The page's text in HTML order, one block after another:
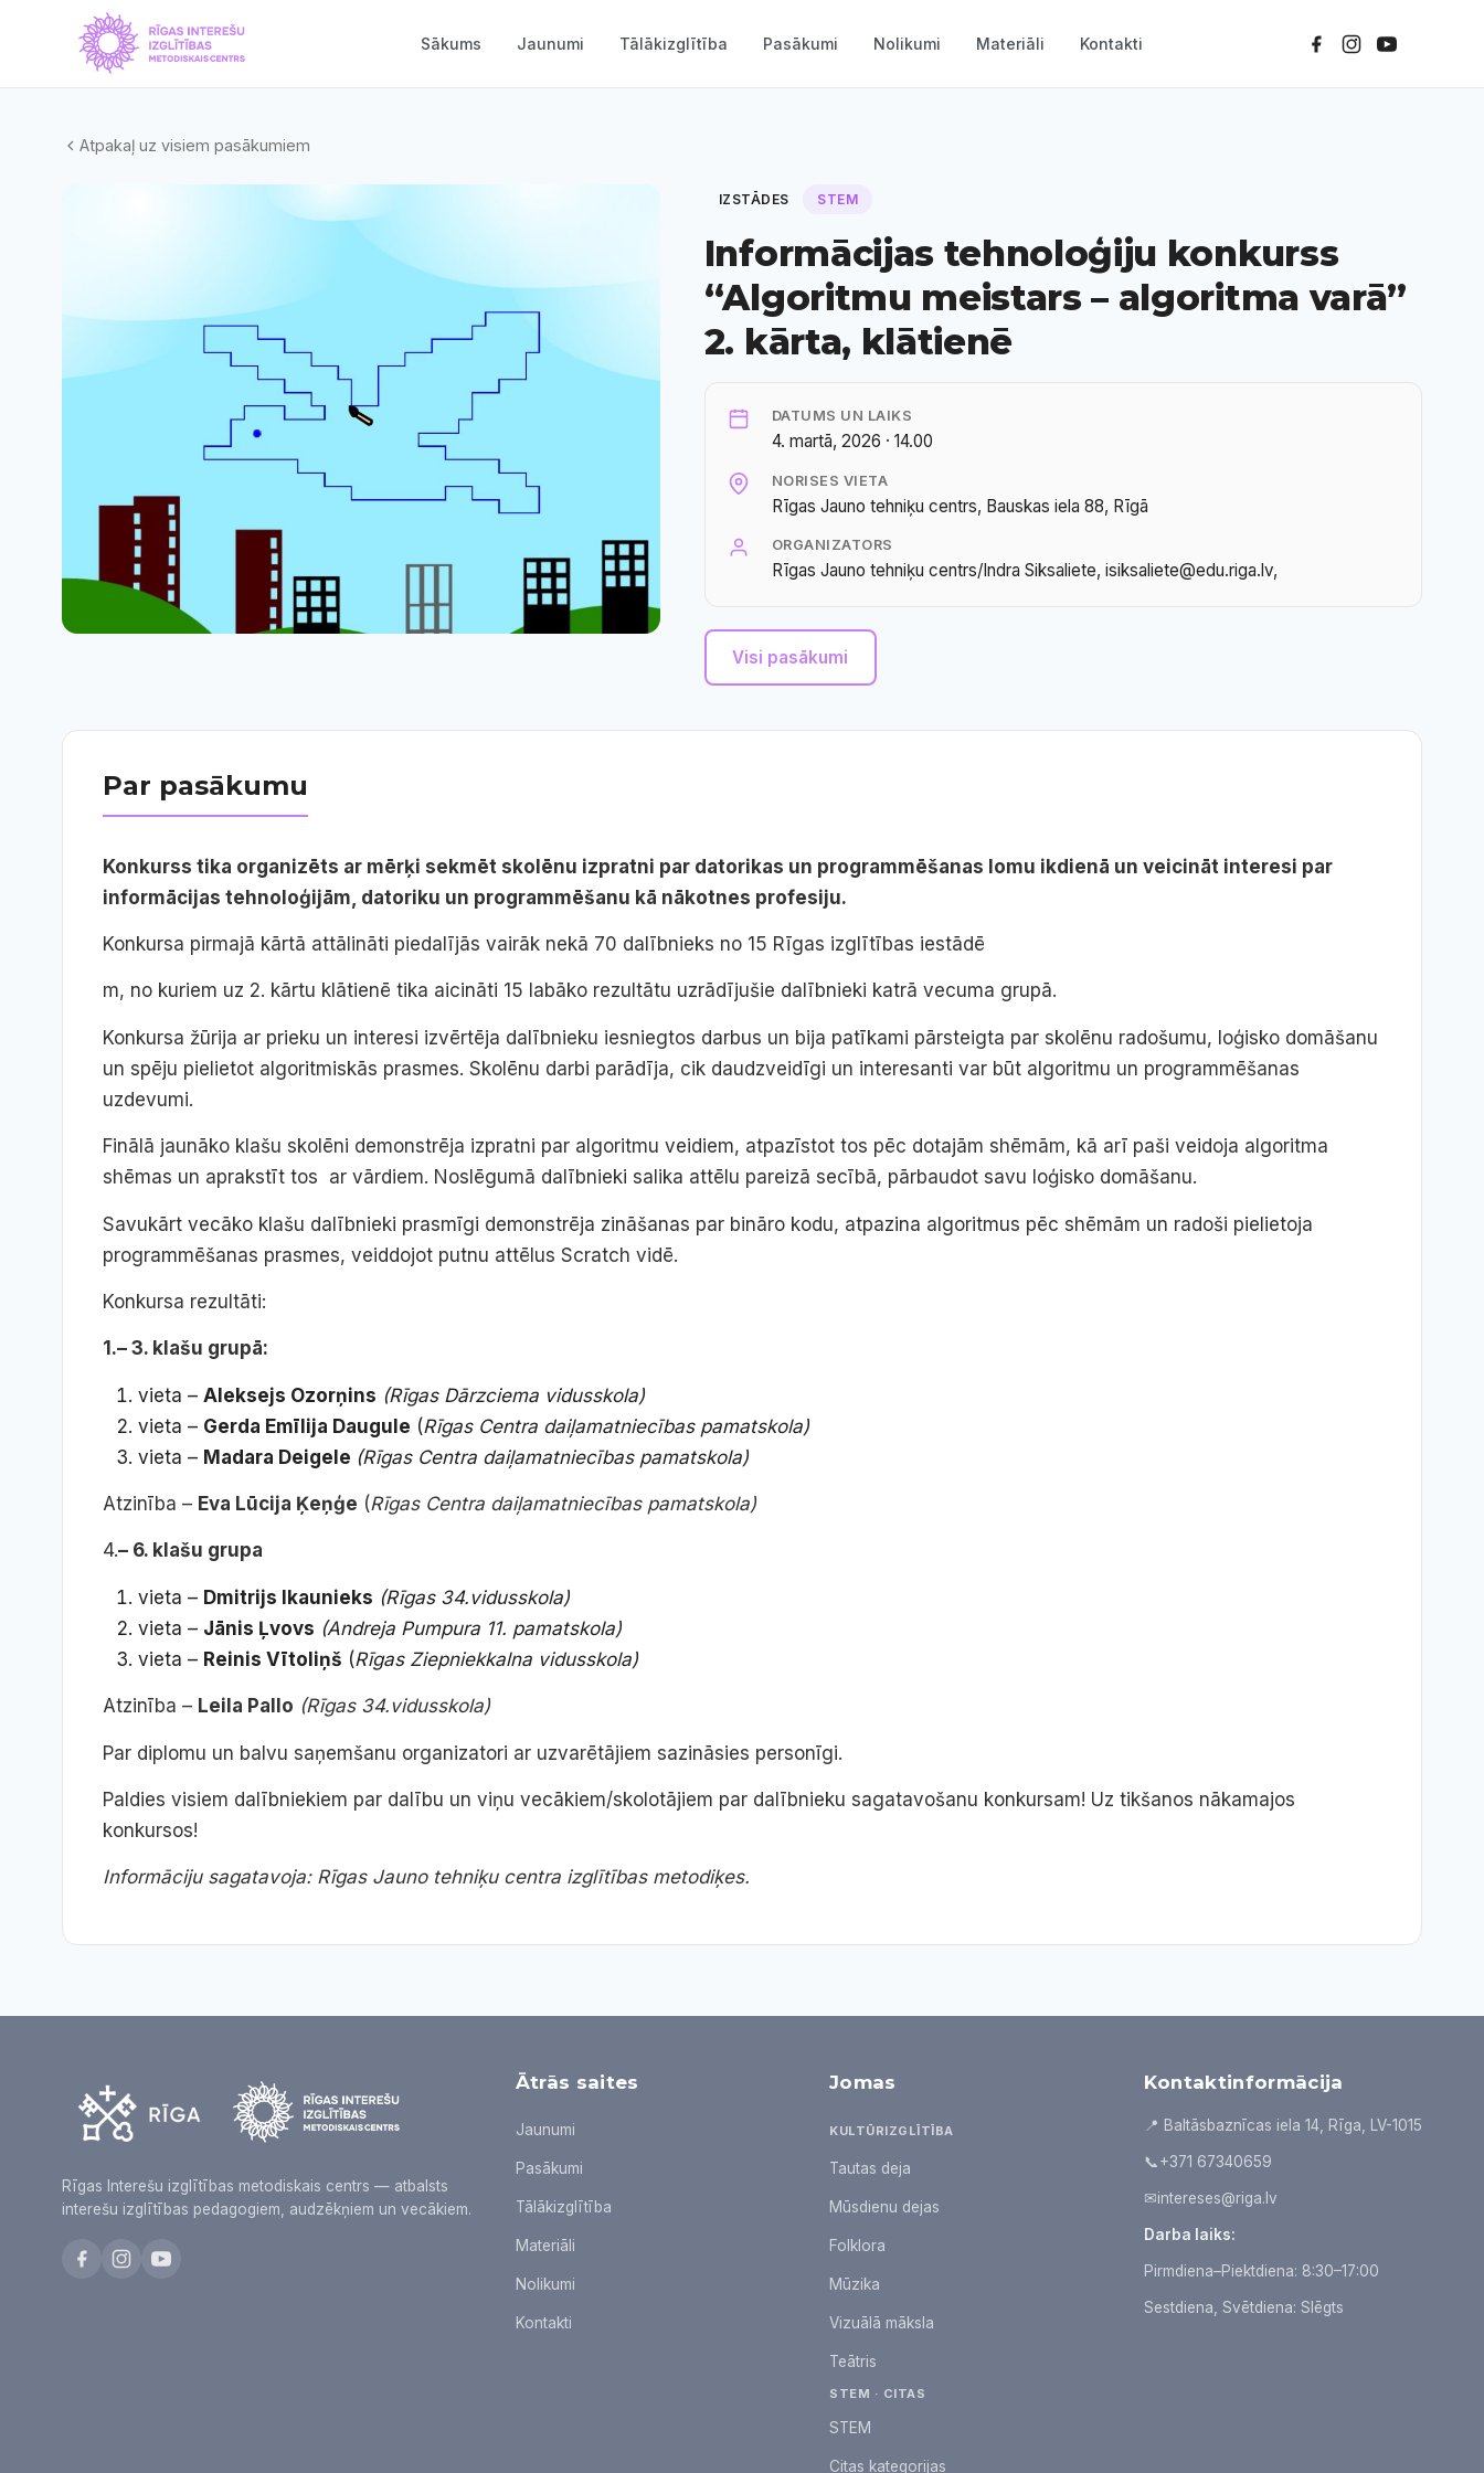
Sākums Jaunumi Tālākizglītība Pasākumi Nolikumi Materiāli Kontakti
Atpakaļ uz visiem pasākumiem
IZSTĀDES STEM
Informācijas tehnoloģiju konkurss
“Algoritmu meistars – algoritma varā”
2. kārta, klātienē
DATUMS UN LAIKS
4. martā, 2026 · 14.00
NORISES VIETA
Rīgas Jauno tehniķu centrs, Bauskas iela 88, Rīgā
ORGANIZATORS
Rīgas Jauno tehniķu centrs/Indra Siksaliete, isiksaliete@edu.riga.lv,
Visi pasākumi
Par pasākumu
Konkurss tika organizēts ar mērķi sekmēt skolēnu izpratni par datorikas un programmēšanas lomu ikdienā un veicināt interesi par
informācijas tehnoloģijām, datoriku un programmēšanu kā nākotnes profesiju.
Konkursa pirmajā kārtā attālināti piedalījās vairāk nekā 70 dalībnieks no 15 Rīgas izglītības iestādē
m, no kuriem uz 2. kārtu klātienē tika aicināti 15 labāko rezultātu uzrādījušie dalībnieki katrā vecuma grupā.
Konkursa žūrija ar prieku un interesi izvērtēja dalībnieku iesniegtos darbus un bija patīkami pārsteigta par skolēnu radošumu, loģisko domāšanu
un spēju pielietot algoritmiskās prasmes. Skolēnu darbi parādīja, cik daudzveidīgi un interesanti var būt algoritmu un programmēšanas
uzdevumi.
Finālā jaunāko klašu skolēni demonstrēja izpratni par algoritmu veidiem, atpazīstot tos pēc dotajām shēmām, kā arī paši veidoja algoritma
shēmas un aprakstīt tos ar vārdiem. Noslēgumā dalībnieki salika attēlu pareizā secībā, pārbaudot savu loģisko domāšanu.
Savukārt vecāko klašu dalībnieki prasmīgi demonstrēja zināšanas par bināro kodu, atpazina algoritmus pēc shēmām un radoši pielietoja
programmēšanas prasmes, veiddojot putnu attēlus Scratch vidē.
Konkursa rezultāti:
1.– 3. klašu grupā:
vieta – Aleksejs Ozorņins (Rīgas Dārzciema vidusskola)
vieta – Gerda Emīlija Daugule (Rīgas Centra daiļamatniecības pamatskola)
vieta – Madara Deigele (Rīgas Centra daiļamatniecības pamatskola)
Atzinība – Eva Lūcija Ķeņģe (Rīgas Centra daiļamatniecības pamatskola)
4.– 6. klašu grupa
vieta – Dmitrijs Ikaunieks (Rīgas 34.vidusskola)
vieta – Jānis Ļvovs (Andreja Pumpura 11. pamatskola)
vieta – Reinis Vītoliņš (Rīgas Ziepniekkalna vidusskola)
Atzinība – Leila Pallo (Rīgas 34.vidusskola)
Par diplomu un balvu saņemšanu organizatori ar uzvarētājiem sazināsies personīgi.
Paldies visiem dalībniekiem par dalību un viņu vecākiem/skolotājiem par dalībnieku sagatavošanu konkursam! Uz tikšanos nākamajos
konkursos!
Informāciju sagatavoja: Rīgas Jauno tehniķu centra izglītības metodiķes.
Rīgas Interešu izglītības metodiskais centrs — atbalsts
interešu izglītības pedagogiem, audzēkņiem un vecākiem.
Ātrās saites
Jaunumi
Pasākumi
Tālākizglītība
Materiāli
Nolikumi
Kontakti
Jomas
KULTŪRIZGLĪTĪBA
Tautas deja
Mūsdienu dejas
Folklora
Mūzika
Vizuālā māksla
Teātris
STEM · CITAS
STEM
Citas kategorijas
Kontaktinformācija
📍 Baltāsbaznīcas iela 14, Rīga, LV-1015
📞+371 67340659
✉intereses@riga.lv
Darba laiks:
Pirmdiena–Piektdiena: 8:30–17:00
Sestdiena, Svētdiena: Slēgts